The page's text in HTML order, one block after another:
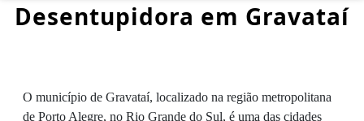
Desentupidora em Gravataí
O município de Gravataí, localizado na região metropolitana
de Porto Alegre, no Rio Grande do Sul, é uma das cidades